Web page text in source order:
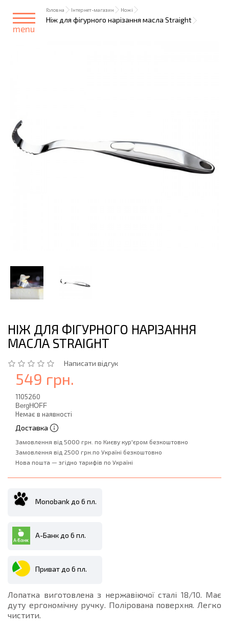
menu
Головна Інтернет-магазин Ножі
Ніж для фігурного нарізання масла Straight
НІЖ ДЛЯ ФІГУРНОГО НАРІЗАННЯ
МАСЛА STRAIGHT
Написати відгук
549 грн.
1105260
BergHOFF
Немає в наявності
Доставка
Замовлення від 5000 грн. по Києву кур'єром безкоштовно
Замовлення від 2500 грн.по Україні безкоштовно
Нова пошта — згідно тарифів по Україні
Monobank до 6 пл.
А-Банк до 6 пл.
Приват до 6 пл.
Лопатка виготовлена з нержавіючої сталі 18/10. Має
дуту ергономічну ручку. Полірована поверхня. Легко
чистити.